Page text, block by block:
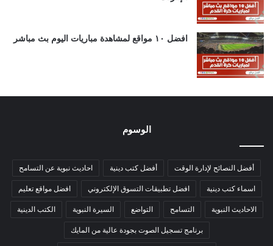
افضل ١٠ مواقع لمشاهدة مباريات اليوم بث مباشر
الوسوم
أفضل النصائح لإدارة الوقت أفضل كتب دينية احاديث نبوية عن التسامح
اسماء كتب دينية افضل تطبيقات التسوق الإلكتروني افضل مواقع تعليم
الاحاديث النبوية التسامح التواضع السيرة النبوية الكتب الدينية
برنامج تسجيل الصوت بجودة عالية من المايك